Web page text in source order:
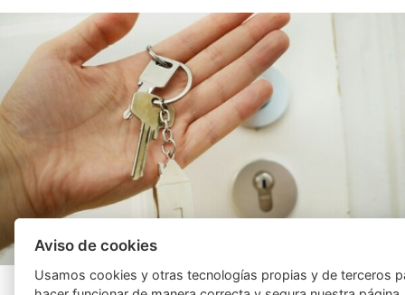
CRISTINA BRU MUNDI 12/12/2024
Aviso de cookies
Usamos cookies y otras tecnologías propias y de terceros